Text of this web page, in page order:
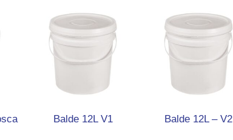
Balde 12L V1 Balde 12L – V2